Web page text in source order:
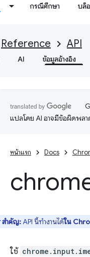
กรณีศึกษา บล็
Reference API
AI ข้อมูลอ้างอิง
แปลโดย AI อาจมีข้อผิดพลา
หน้าแรก Docs
สำคัญ:API นี้ทำงานได้ใน
ใช้